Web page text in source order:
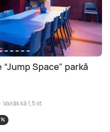
Space” parkā
Vairāk kā 1,5 st.